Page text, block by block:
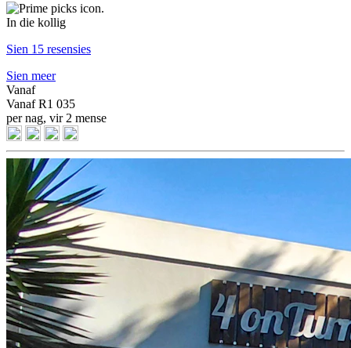
In die kollig
Sien 15 resensies
Sien meer
Vanaf
Vanaf R1 035
per nag, vir 2 mense